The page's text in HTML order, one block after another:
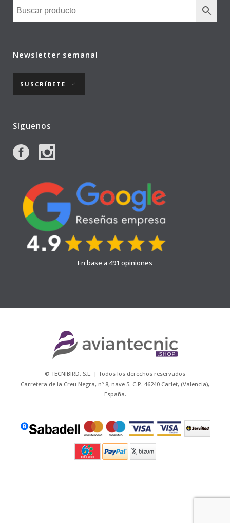
Newsletter semanal
SUSCRÍBETE
Síguenos
En base a 491 opiniones
© TECNIBIRD, S.L. | Todos los derechos reservados
Carretera de la Creu Negra, nº 8, nave 5. C.P. 46240 Carlet, (Valencia),
España.